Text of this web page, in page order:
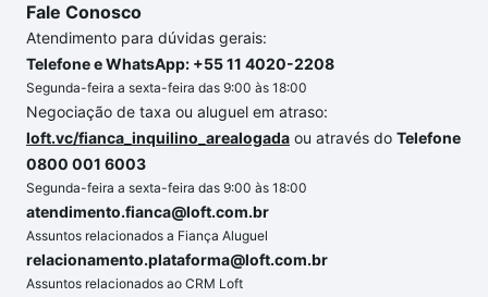
Fale Conosco
Atendimento para dúvidas gerais:
Telefone e WhatsApp: +55 11 4020-2208
Segunda-feira a sexta-feira das 9:00 às 18:00
Negociação de taxa ou aluguel em atraso:
loft.vc/fianca_inquilino_arealogada ou através do Telefone
0800 001 6003
Segunda-feira a sexta-feira das 9:00 às 18:00
atendimento.fianca@loft.com.br
Assuntos relacionados a Fiança Aluguel
relacionamento.plataforma@loft.com.br
Assuntos relacionados ao CRM Loft